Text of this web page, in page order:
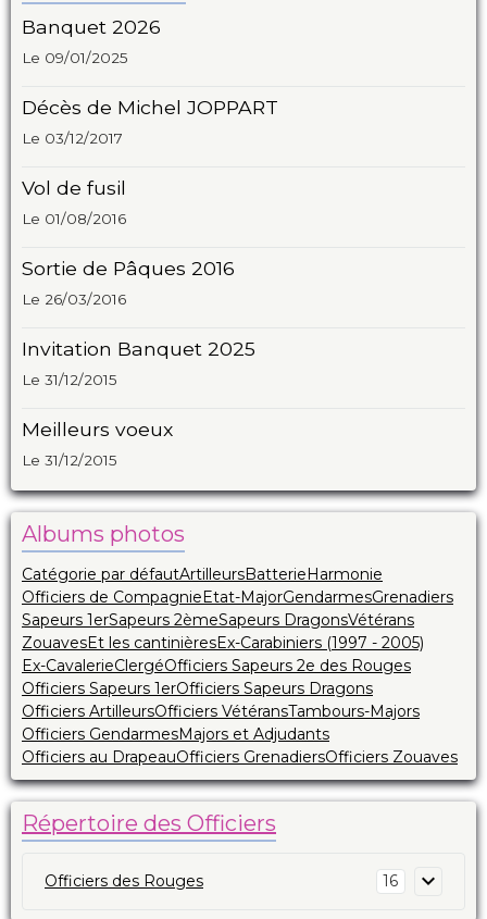
Banquet 2026
Le 09/01/2025
Décès de Michel JOPPART
Le 03/12/2017
Vol de fusil
Le 01/08/2016
Sortie de Pâques 2016
Le 26/03/2016
Invitation Banquet 2025
Le 31/12/2015
Meilleurs voeux
Le 31/12/2015
Albums photos
Catégorie par défautArtilleursBatterieHarmonie
Officiers de CompagnieEtat-MajorGendarmesGrenadiers
Sapeurs 1erSapeurs 2èmeSapeurs DragonsVétérans
ZouavesEt les cantinièresEx-Carabiniers (1997 - 2005)
Ex-CavalerieClergéOfficiers Sapeurs 2e des Rouges
Officiers Sapeurs 1erOfficiers Sapeurs Dragons
Officiers ArtilleursOfficiers VétéransTambours-Majors
Officiers GendarmesMajors et Adjudants
Officiers au DrapeauOfficiers GrenadiersOfficiers Zouaves
Répertoire des Officiers
Officiers des Rouges 16